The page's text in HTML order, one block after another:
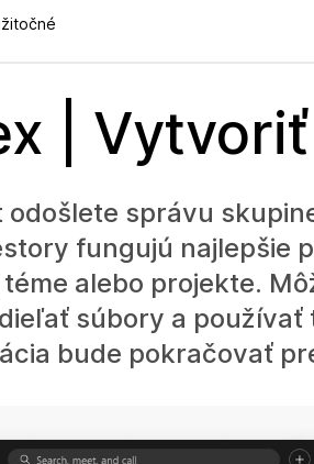
|
správu
fungujú najlepšie
alebo projekte.
súbory a používať
bude pokračovať